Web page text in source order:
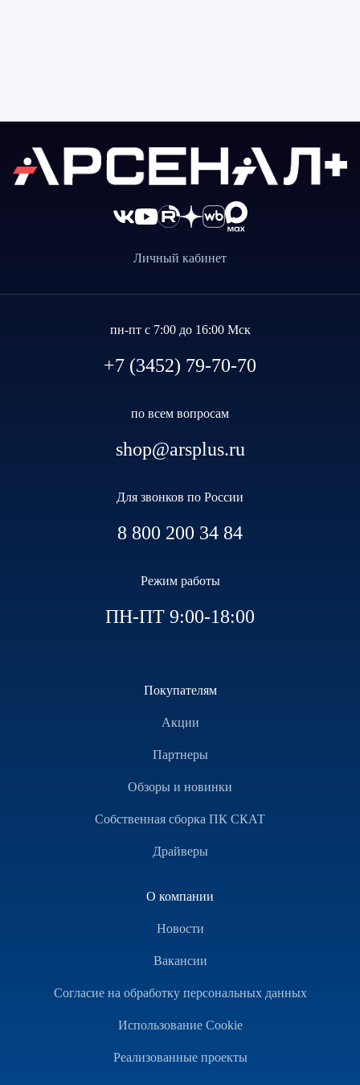
Личный кабинет
пн-пт с 7:00 до 16:00 Мск
+7 (3452) 79-70-70
по всем вопросам
shop@arsplus.ru
Для звонков по России
8 800 200 34 84
Режим работы
ПН-ПТ 9:00-18:00
Покупателям
Акции
Партнеры
Обзоры и новинки
Собственная сборка ПК СКАТ
Драйверы
О компании
Новости
Вакансии
Согласие на обработку персональных данных
Использование Cookie
Реализованные проекты